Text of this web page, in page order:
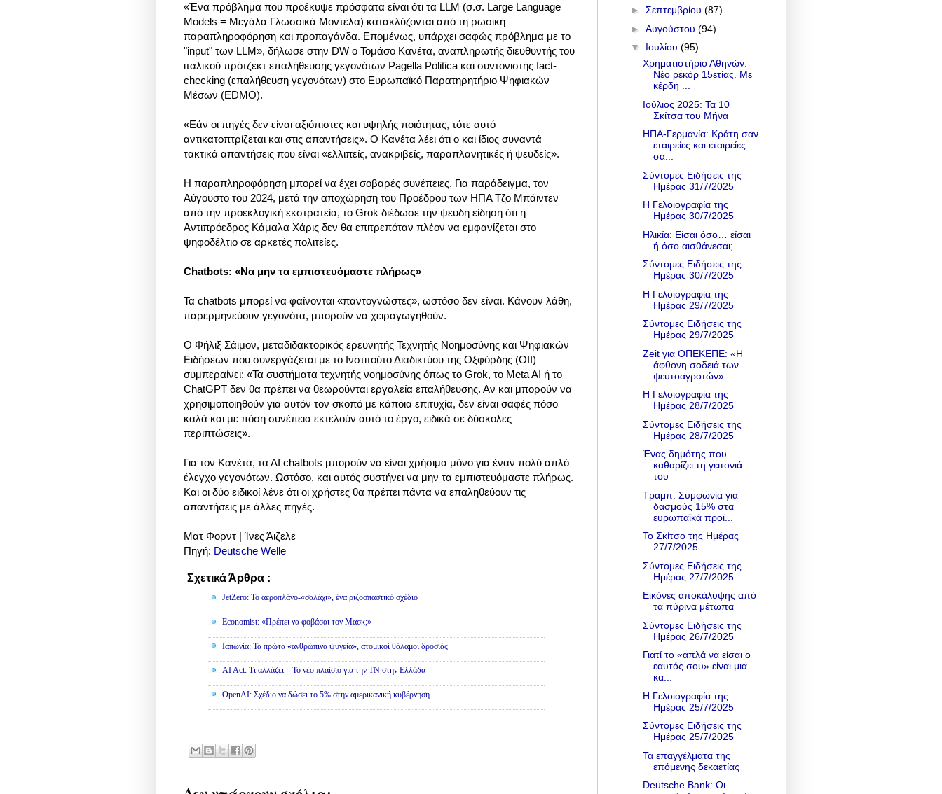
«Ένα πρόβλημα που προέκυψε πρόσφατα είναι ότι τα LLM (σ.σ. Large Language
Models = Μεγάλα Γλωσσικά Μοντέλα) κατακλύζονται από τη ρωσική
παραπληροφόρηση και προπαγάνδα. Επομένως, υπάρχει σαφώς πρόβλημα με το
"input" των LLM», δήλωσε στην DW ο Τομάσο Κανέτα, αναπληρωτής διευθυντής του
ιταλικού πρότζεκτ επαλήθευσης γεγονότων Pagella Politica και συντονιστής fact-
checking (επαλήθευση γεγονότων) στο Ευρωπαϊκό Παρατηρητήριο Ψηφιακών
Μέσων (EDMO).
«Εάν οι πηγές δεν είναι αξιόπιστες και υψηλής ποιότητας, τότε αυτό
αντικατοπτρίζεται και στις απαντήσεις». Ο Κανέτα λέει ότι ο και ίδιος συναντά
τακτικά απαντήσεις που είναι «ελλιπείς, ανακριβείς, παραπλανητικές ή ψευδείς».
Η παραπληροφόρηση μπορεί να έχει σοβαρές συνέπειες. Για παράδειγμα, τον
Αύγουστο του 2024, μετά την αποχώρηση του Προέδρου των ΗΠΑ Τζο Μπάιντεν
από την προεκλογική εκστρατεία, το Grok διέδωσε την ψευδή είδηση ότι η
Αντιπρόεδρος Κάμαλα Χάρις δεν θα επιτρεπόταν πλέον να εμφανίζεται στο
ψηφοδέλτιο σε αρκετές πολιτείες.
Chatbots: «Να μην τα εμπιστευόμαστε πλήρως»
Τα chatbots μπορεί να φαίνονται «παντογνώστες», ωστόσο δεν είναι. Κάνουν λάθη,
παρερμηνεύουν γεγονότα, μπορούν να χειραγωγηθούν.
Ο Φήλιξ Σάιμον, μεταδιδακτορικός ερευνητής Τεχνητής Νοημοσύνης και Ψηφιακών
Ειδήσεων που συνεργάζεται με το Ινστιτούτο Διαδικτύου της Οξφόρδης (OII)
συμπεραίνει: «Τα συστήματα τεχνητής νοημοσύνης όπως το Grok, το Meta AI ή το
ChatGPT δεν θα πρέπει να θεωρούνται εργαλεία επαλήθευσης. Αν και μπορούν να
χρησιμοποιηθούν για αυτόν τον σκοπό με κάποια επιτυχία, δεν είναι σαφές πόσο
καλά και με πόση συνέπεια εκτελούν αυτό το έργο, ειδικά σε δύσκολες
περιπτώσεις».
Για τον Κανέτα, τα ΑΙ chatbots μπορούν να είναι χρήσιμα μόνο για έναν πολύ απλό
έλεγχο γεγονότων. Ωστόσο, και αυτός συστήνει να μην τα εμπιστευόμαστε πλήρως.
Και οι δύο ειδικοί λένε ότι οι χρήστες θα πρέπει πάντα να επαληθεύουν τις
απαντήσεις με άλλες πηγές.
Ματ Φορντ | Ίνες Άιζελε
Πηγή: Deutsche Welle
Σχετικά Άρθρα :
JetZero: Το αεροπλάνο-«σαλάχι», ένα ριζοσπαστικό σχέδιο
Economist: «Πρέπει να φοβάσαι τον Μασκ;»
Ιαπωνία: Τα πρώτα «ανθρώπινα ψυγεία», ατομικοί θάλαμοι δροσιάς
AI Act: Τι αλλάζει – Το νέο πλαίσιο για την ΤΝ στην Ελλάδα
OpenAI: Σχέδιο να δώσει το 5% στην αμερικανική κυβέρνηση
► Σεπτεμβρίου (87)
► Αυγούστου (94)
▼ Ιουλίου (95)
Χρηματιστήριο Αθηνών:
Νέο ρεκόρ 15ετίας. Με
κέρδη ...
Ιούλιος 2025: Τα 10
Σκίτσα του Μήνα
ΗΠΑ-Γερμανία: Κράτη σαν
εταιρείες και εταιρείες
σα...
Σύντομες Ειδήσεις της
Ημέρας 31/7/2025
Η Γελοιογραφία της
Ημέρας 30/7/2025
Ηλικία: Είσαι όσο… είσαι
ή όσο αισθάνεσαι;
Σύντομες Ειδήσεις της
Ημέρας 30/7/2025
Η Γελοιογραφία της
Ημέρας 29/7/2025
Σύντομες Ειδήσεις της
Ημέρας 29/7/2025
Zeit για ΟΠΕΚΕΠΕ: «Η
άφθονη σοδειά των
ψευτοαγροτών»
Η Γελοιογραφία της
Ημέρας 28/7/2025
Σύντομες Ειδήσεις της
Ημέρας 28/7/2025
Ένας δημότης που
καθαρίζει τη γειτονιά
του
Τραμπ: Συμφωνία για
δασμούς 15% στα
ευρωπαϊκά προϊ...
Το Σκίτσο της Ημέρας
27/7/2025
Σύντομες Ειδήσεις της
Ημέρας 27/7/2025
Εικόνες αποκάλυψης από
τα πύρινα μέτωπα
Σύντομες Ειδήσεις της
Ημέρας 26/7/2025
Γιατί το «απλά να είσαι ο
εαυτός σου» είναι μια
κα...
Η Γελοιογραφία της
Ημέρας 25/7/2025
Σύντομες Ειδήσεις της
Ημέρας 25/7/2025
Τα επαγγέλματα της
επόμενης δεκαετίας
Deutsche Bank: Οι